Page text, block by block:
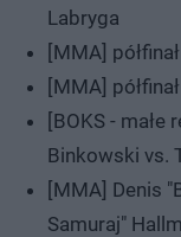
Labryga
[MMA]
[MMA]
[BOKS - małe
Binkowski vs.
[MMA] Denis
Samuraj"